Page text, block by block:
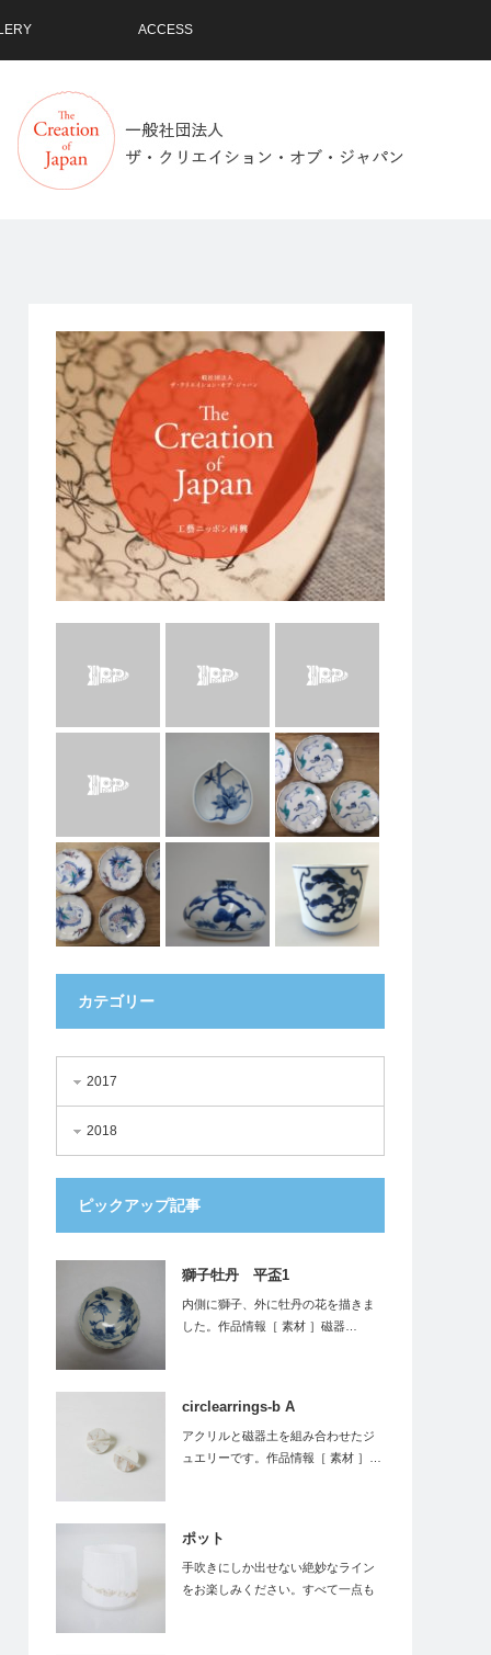
ACCESS
カテゴリー
2017
2018
ピックアップ記事
獅子牡丹 平盃1
内側に獅子、外に牡丹の花を描きま
した。作品情報［ 素材 ］磁器…
circlearrings-b A
アクリルと磁器土を組み合わせたジ
ュエリーです。作品情報［ 素材 ］…
ポット
手吹きにしか出せない絶妙なライン
をお楽しみください。すべて一点も